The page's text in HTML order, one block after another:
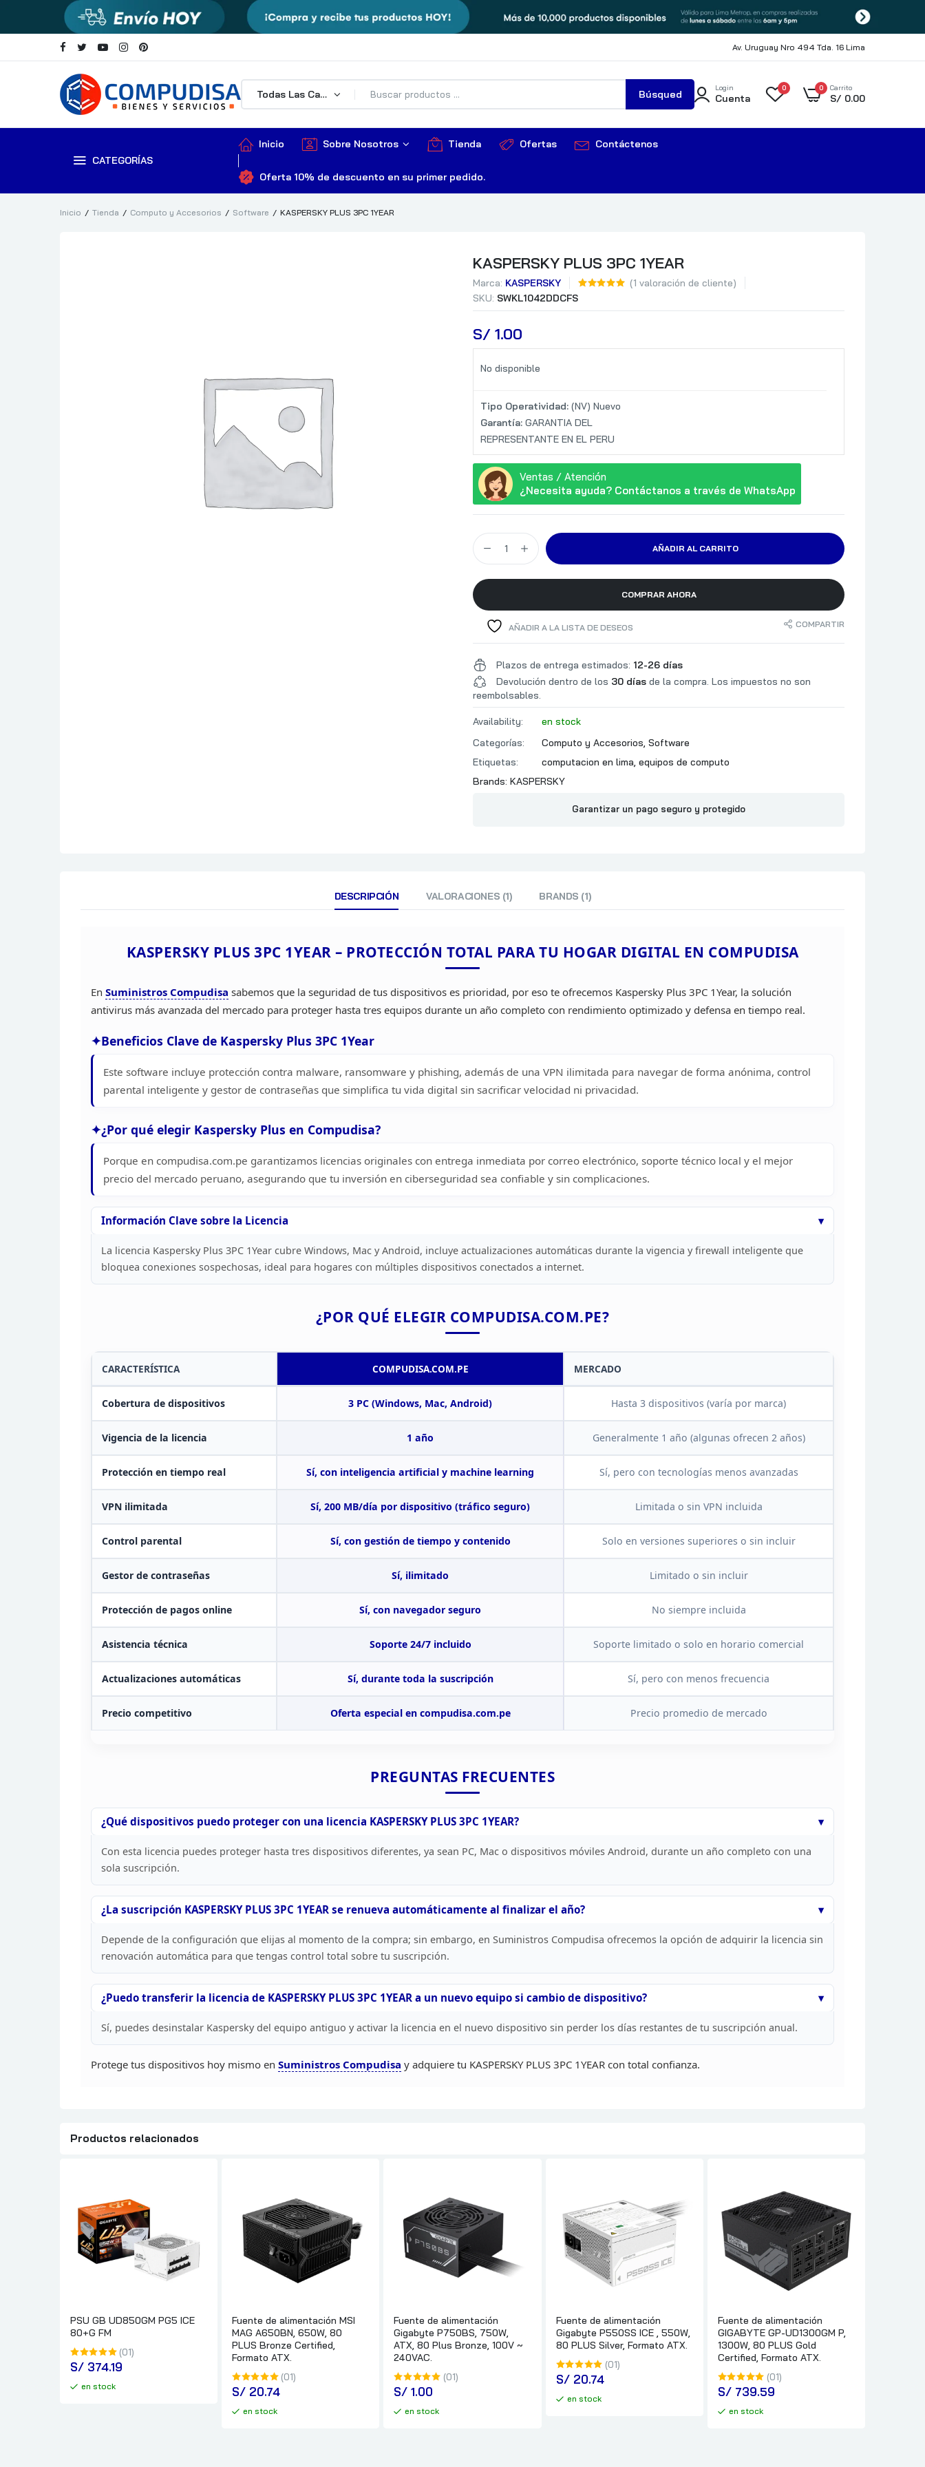
Av. Uruguay Nro 494 Tda. 16 Lima
Todas Las Categorías
Búsqued
a
Login
Cuenta
0 0 Carrito
S/ 0.00
CATEGORÍAS
Inicio Sobre Nosotros Tienda Ofertas Contáctenos
Oferta 10% de descuento en su primer pedido.
Inicio Tienda Computo y Accesorios Software KASPERSKY PLUS 3PC 1YEAR
KASPERSKY PLUS 3PC 1YEAR
Marca: KASPERSKY (1 valoración de cliente)
SKU: SWKL1042DDCFS
S/ 1.00
No disponible
Tipo Operatividad: (NV) Nuevo
Garantía: GARANTIA DEL
REPRESENTANTE EN EL PERU
Ventas / Atención
¿Necesita ayuda? Contáctanos a través de WhatsApp
AÑADIR AL CARRITO
COMPRAR AHORA
AÑADIR A LA LISTA DE DESEOS COMPARTIR
Plazos de entrega estimados: 12-26 días
Devolución dentro de los 30 días de la compra. Los impuestos no son
reembolsables.
Availability:
en stock
Categorías:
Computo y Accesorios, Software
Etiquetas:
computacion en lima, equipos de computo
Brands: KASPERSKY
Garantizar un pago seguro y protegido
DESCRIPCIÓN VALORACIONES (1) BRANDS (1)
KASPERSKY PLUS 3PC 1YEAR – PROTECCIÓN TOTAL PARA TU HOGAR DIGITAL EN COMPUDISA
En Suministros Compudisa sabemos que la seguridad de tus dispositivos es prioridad, por eso te ofrecemos Kaspersky Plus 3PC 1Year, la solución
antivirus más avanzada del mercado para proteger hasta tres equipos durante un año completo con rendimiento optimizado y defensa en tiempo real.
Beneficios Clave de Kaspersky Plus 3PC 1Year
Este software incluye protección contra malware, ransomware y phishing, además de una VPN ilimitada para navegar de forma anónima, control
parental inteligente y gestor de contraseñas que simplifica tu vida digital sin sacrificar velocidad ni privacidad.
¿Por qué elegir Kaspersky Plus en Compudisa?
Porque en compudisa.com.pe garantizamos licencias originales con entrega inmediata por correo electrónico, soporte técnico local y el mejor
precio del mercado peruano, asegurando que tu inversión en ciberseguridad sea confiable y sin complicaciones.
Información Clave sobre la Licencia
La licencia Kaspersky Plus 3PC 1Year cubre Windows, Mac y Android, incluye actualizaciones automáticas durante la vigencia y firewall inteligente que
bloquea conexiones sospechosas, ideal para hogares con múltiples dispositivos conectados a internet.
¿POR QUÉ ELEGIR COMPUDISA.COM.PE?
CARACTERÍSTICA COMPUDISA.COM.PE MERCADO
Cobertura de dispositivos 3 PC (Windows, Mac, Android) Hasta 3 dispositivos (varía por marca)
Vigencia de la licencia 1 año Generalmente 1 año (algunas ofrecen 2 años)
Protección en tiempo real Sí, con inteligencia artificial y machine learning Sí, pero con tecnologías menos avanzadas
VPN ilimitada Sí, 200 MB/día por dispositivo (tráfico seguro) Limitada o sin VPN incluida
Control parental Sí, con gestión de tiempo y contenido Solo en versiones superiores o sin incluir
Gestor de contraseñas Sí, ilimitado Limitado o sin incluir
Protección de pagos online Sí, con navegador seguro No siempre incluida
Asistencia técnica Soporte 24/7incluido Soporte limitado o solo en horario comercial
Actualizaciones automáticas Sí, durante toda la suscripción Sí, pero con menos frecuencia
Precio competitivo Oferta especial encompudisa.com.pe Precio promedio de mercado
PREGUNTAS FRECUENTES
¿Qué dispositivos puedo proteger con una licencia KASPERSKY PLUS 3PC 1YEAR?
Con esta licencia puedes proteger hasta tres dispositivos diferentes, ya sean PC, Mac o dispositivos móviles Android, durante un año completo con una
sola suscripción.
¿La suscripción KASPERSKY PLUS 3PC 1YEAR se renueva automáticamente al finalizar el año?
Depende de la configuración que elijas al momento de la compra; sin embargo, en Suministros Compudisa ofrecemos la opción de adquirir la licencia sin
renovación automática para que tengas control total sobre tu suscripción.
¿Puedo transferir la licencia de KASPERSKY PLUS 3PC 1YEAR a un nuevo equipo si cambio de dispositivo?
Sí, puedes desinstalar Kaspersky del equipo antiguo y activar la licencia en el nuevo dispositivo sin perder los días restantes de tu suscripción anual.
Protege tus dispositivos hoy mismo en Suministros Compudisa y adquiere tu KASPERSKY PLUS 3PC 1YEAR con total confianza.
Productos relacionados
PSU GB UD850GM PG5 ICE
80+G FM
(01)
S/ 374.19
en stock
Fuente de alimentación MSI
MAG A650BN, 650W, 80
PLUS Bronze Certified,
Formato ATX.
(01)
S/ 20.74
en stock
Fuente de alimentación
Gigabyte P750BS, 750W,
ATX, 80 Plus Bronze, 100V ~
240VAC.
(01)
S/ 1.00
en stock
Fuente de alimentación
Gigabyte P550SS ICE , 550W,
80 PLUS Silver, Formato ATX.
(01)
S/ 20.74
en stock
Fuente de alimentación
GIGABYTE GP-UD1300GM P,
1300W, 80 PLUS Gold
Certified, Formato ATX.
(01)
S/ 739.59
en stock